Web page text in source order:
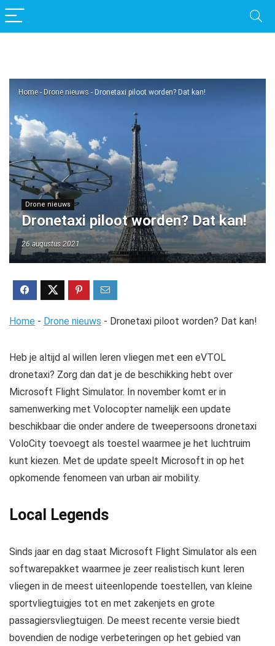
Home - Drone nieuws - Dronetaxi piloot worden? Dat kan!
Drone nieuws
Dronetaxi piloot worden? Dat kan!
26 augustus 2021
Home - Drone nieuws - Dronetaxi piloot worden? Dat kan!
Heb je altijd al willen leren vliegen met een eVTOL
dronetaxi? Zorg dan dat je de beschikking hebt over
Microsoft Flight Simulator. In november komt er in
samenwerking met Volocopter namelijk een update
beschikbaar die onder andere de tweepersoons dronetaxi
VoloCity toevoegt als toestel waarmee je het luchtruim
kunt kiezen. Met de update speelt Microsoft in op het
opkomende fenomeen van urban air mobility.
Local Legends
Sinds jaar en dag staat Microsoft Flight Simulator als een
softwarepakket waarmee je zeer realistisch kunt leren
vliegen in de meest uiteenlopende toestellen, van kleine
sportvliegtuigjes tot en met zakenjets en grote
passagiersvliegtuigen. De meest recente versie biedt
bovendien de nodige verbeteringen op het gebied van